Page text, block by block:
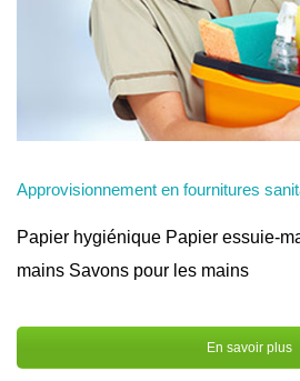
Approvisionnement en fournitures
Papier hygiénique Papier essuie-
mains Savons pour les mains
En savoir plus